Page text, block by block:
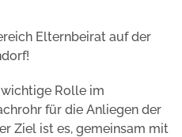
Elternbeirat auf der
Rolle im
für die Anliegen der
Ziel ist es, gemeinsam mit